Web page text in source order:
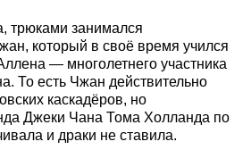
трюками занимался
который в своё время учился
— многолетнего участника
То есть Чжан действительно
каскадёров, но
Джеки Чана Тома Холланда по
и драки не ставила.